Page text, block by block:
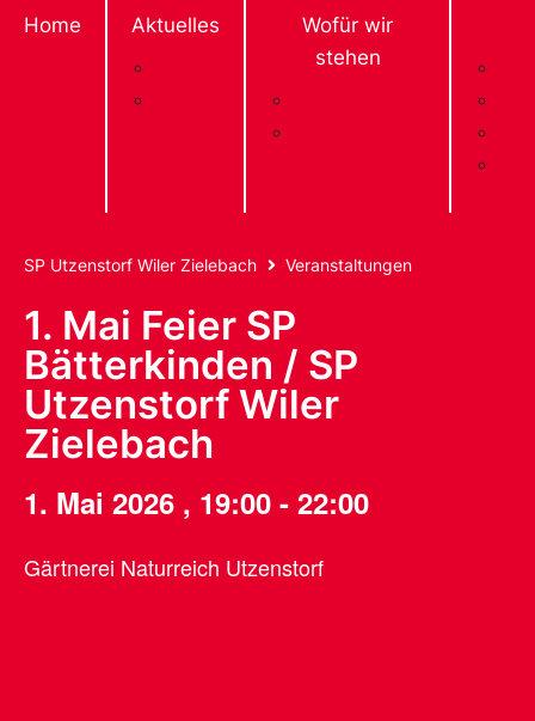
Home
Aktuelles
Wofür wir
stehen
SP Utzenstorf Wiler Zielebach Veranstaltungen
1. Mai Feier SP
Bätterkinden / SP
Utzenstorf Wiler
Zielebach
1. Mai 2026 , 19:00 - 22:00
Gärtnerei Naturreich Utzenstorf